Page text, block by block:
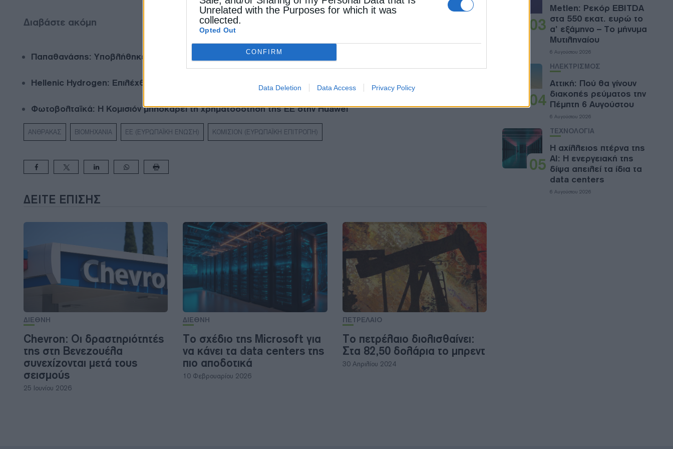
Unrelated with the Purposes for which it was
collected.
Opted Out
CONFIRM
Data Deletion Data Access Privacy Policy
Διαβάστε ακόμη
Παπαθανάσης: Υποβλήθηκε η πρόταση αναθεώρησης του “Ελλάδα 2.0” στην Κομισιόν
Hellenic Hydrogen: Επιλέχθηκε από την Κομισιόν να λάβει επιδότηση για την επένδυση στο Αμύνταιο
Φωτοβολταϊκά: Η Κομισιόν μπλοκάρει τη χρηματοδότηση της ΕΕ στην Huawei
ΑΝΘΡΑΚΑΣ ΒΙΟΜΗΧΑΝΙΑ ΕΕ (ΕΥΡΩΠΑΪΚΗ ΕΝΩΣΗ) ΚΟΜΙΣΙΟΝ (ΕΥΡΩΠΑΪΚΗ ΕΠΙΤΡΟΠΗ)
ΔΕΊΤΕ ΕΠΊΣΗΣ
ΔΙΕΘΝΗ
Chevron: Οι δραστηριότητές
της στη Βενεζουέλα
συνεχίζονται μετά τους
σεισμούς
25 Ιουνίου 2026
ΔΙΕΘΝΗ
Το σχέδιο της Microsoft για
να κάνει τα data centers της
πιο αποδοτικά
10 Φεβρουαρίου 2026
ΠΕΤΡΕΛΑΙΟ
Το πετρέλαιο διολισθαίνει:
Στα 82,50 δολάρια το μπρεντ
30 Απριλίου 2024
03
Metlen: Ρεκόρ EBITDA
στα 550 εκατ. ευρώ το
α’ εξάμηνο – Το μήνυμα
Μυτιληναίου
6 Αυγούστου 2026
04
ΗΛΕΚΤΡΙΣΜΟΣ
Αττική: Πού θα γίνουν
διακοπές ρεύματος την
Πέμπτη 6 Αυγούστου
6 Αυγούστου 2026
05
ΤΕΧΝΟΛΟΓΙΑ
Η αχίλλειος πτέρνα της
AI: Η ενεργειακή της
δίψα απειλεί τα ίδια τα
data centers
6 Αυγούστου 2026